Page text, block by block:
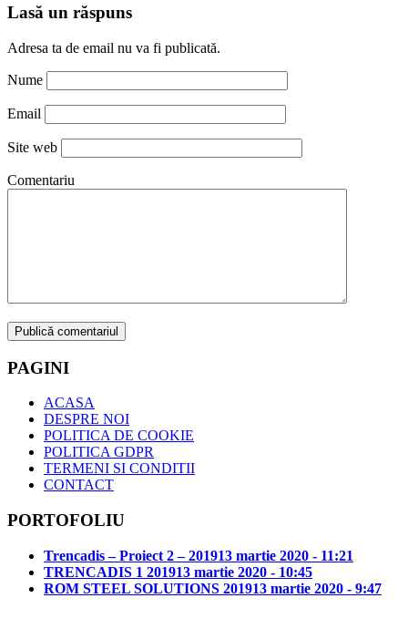
Lasă un răspuns
Adresa ta de email nu va fi publicată.
Nume
Email
Site web
Comentariu
PAGINI
ACASA
DESPRE NOI
POLITICA DE COOKIE
POLITICA GDPR
TERMENI SI CONDITII
CONTACT
PORTOFOLIU
Trencadis – Proiect 2 – 201913 martie 2020 - 11:21
TRENCADIS 1 201913 martie 2020 - 10:45
ROM STEEL SOLUTIONS 201913 martie 2020 - 9:47